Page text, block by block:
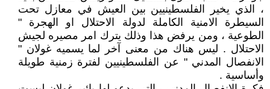
، الذي يخير الفلسطينيين بين العيش في معازل تحت
السيطرة الامنية الكاملة لدولة الاحتلال او الهجرة "
الطوعية ، ومن يرفض هذا وذلك يترك امر مصيره لجيش
الاحتلال . ليس هناك من معنى آخر لما يسميه غولان "
الانفصال المدني " عن الفلسطينيين لفترة زمنية طويلة
وأساسية .